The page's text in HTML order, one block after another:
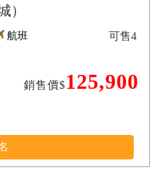
）
航班
銷售價$125,900
可售4